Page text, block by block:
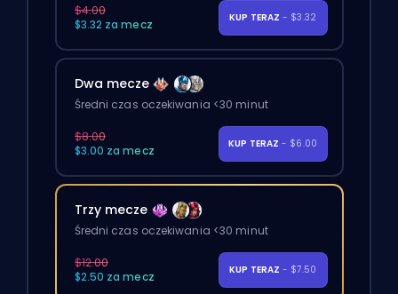
$4.00
$3.32 za mecz
KUP TERAZ - $3.32
Dwa mecze
Średni czas oczekiwania <30 minut
$8.00
$3.00 za mecz
KUP TERAZ - $6.00
Trzy mecze
Średni czas oczekiwania <30 minut
$12.00
$2.50 za mecz
KUP TERAZ - $7.50